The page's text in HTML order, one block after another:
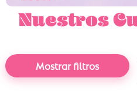
Nuestros
Mostrar filtros